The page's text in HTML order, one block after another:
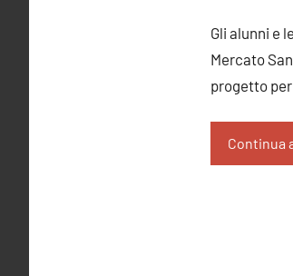
Gli alunni e
Mercato
progetto
Continua